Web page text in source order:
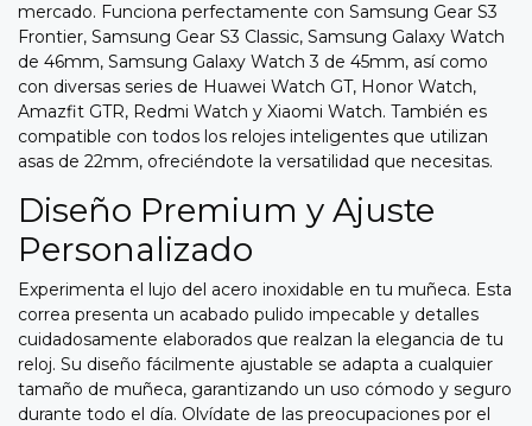
mercado. Funciona perfectamente con Samsung Gear S3
Frontier, Samsung Gear S3 Classic, Samsung Galaxy Watch
de 46mm, Samsung Galaxy Watch 3 de 45mm, así como
con diversas series de Huawei Watch GT, Honor Watch,
Amazfit GTR, Redmi Watch y Xiaomi Watch. También es
compatible con todos los relojes inteligentes que utilizan
asas de 22mm, ofreciéndote la versatilidad que necesitas.
Diseño Premium y Ajuste
Personalizado
Experimenta el lujo del acero inoxidable en tu muñeca. Esta
correa presenta un acabado pulido impecable y detalles
cuidadosamente elaborados que realzan la elegancia de tu
reloj. Su diseño fácilmente ajustable se adapta a cualquier
tamaño de muñeca, garantizando un uso cómodo y seguro
durante todo el día. Olvídate de las preocupaciones por el